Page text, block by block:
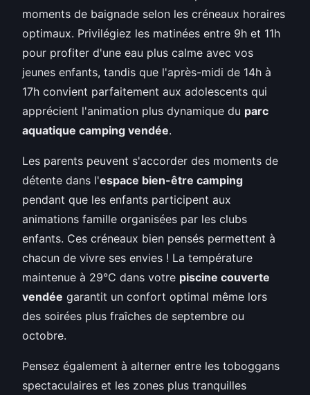
moments de baignade selon les créneaux horaires
optimaux. Privilégiez les matinées entre 9h et 11h
pour profiter d'une eau plus calme avec vos
jeunes enfants, tandis que l'après-midi de 14h à
17h convient parfaitement aux adolescents qui
apprécient l'animation plus dynamique du parc
aquatique camping vendée.
Les parents peuvent s'accorder des moments de
détente dans l'espace bien-être camping
pendant que les enfants participent aux
animations famille organisées par les clubs
enfants. Ces créneaux bien pensés permettent à
chacun de vivre ses envies ! La température
maintenue à 29°C dans votre piscine couverte
vendée garantit un confort optimal même lors
des soirées plus fraîches de septembre ou
octobre.
Pensez également à alterner entre les toboggans
spectaculaires et les zones plus tranquilles